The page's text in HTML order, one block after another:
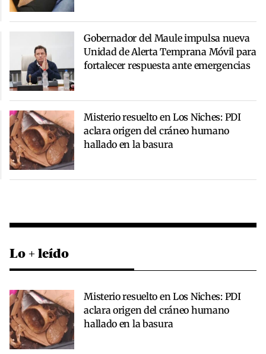
Gobernador del Maule impulsa nueva
Unidad de Alerta Temprana Móvil para
fortalecer respuesta ante emergencias
Misterio resuelto en Los Niches: PDI
aclara origen del cráneo humano
hallado en la basura
Lo + leído
Misterio resuelto en Los Niches: PDI
aclara origen del cráneo humano
hallado en la basura